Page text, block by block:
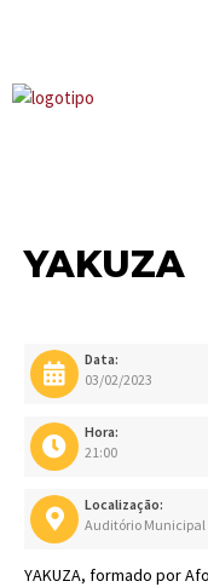
YAKUZA
Data:
03/02/2023
Hora:
21:00
Localização:
Auditório Municipal
YAKUZA, formado por